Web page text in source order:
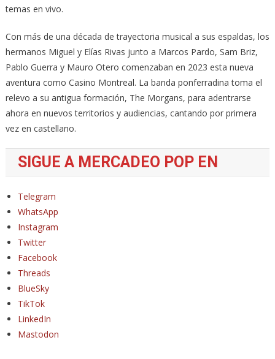
temas en vivo.
Con más de una década de trayectoria musical a sus espaldas, los
hermanos Miguel y Elías Rivas junto a Marcos Pardo, Sam Briz,
Pablo Guerra y Mauro Otero comenzaban en 2023 esta nueva
aventura como Casino Montreal. La banda ponferradina toma el
relevo a su antigua formación, The Morgans, para adentrarse
ahora en nuevos territorios y audiencias, cantando por primera
vez en castellano.
SIGUE A MERCADEO POP EN
Telegram
WhatsApp
Instagram
Twitter
Facebook
Threads
BlueSky
TikTok
LinkedIn
Mastodon